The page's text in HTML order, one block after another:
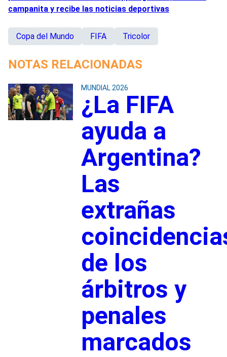
campanita y recibe las noticias deportivas
Copa del Mundo FIFA Tricolor
NOTAS RELACIONADAS
MUNDIAL 2026
¿La FIFA
ayuda a
Argentina?
Las
extrañas
de los
árbitros y
penales
marcados